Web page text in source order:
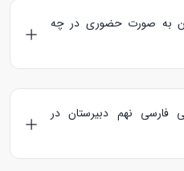
به صورت حضوری در چه
نهم دبیرستانتوسط دانش
نهم دبیرستان در